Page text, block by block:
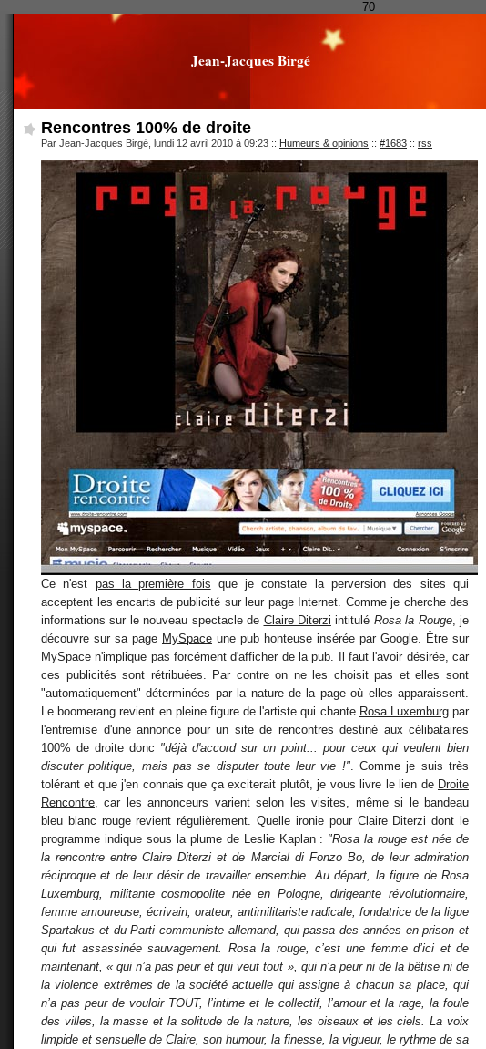
70
Jean-Jacques Birgé
Rencontres 100% de droite
Par Jean-Jacques Birgé, lundi 12 avril 2010 à 09:23 :: Humeurs & opinions :: #1683 :: rss
Ce n'est pas la première fois que je constate la perversion des sites qui
acceptent les encarts de publicité sur leur page Internet. Comme je cherche des
informations sur le nouveau spectacle de Claire Diterzi intitulé Rosa la Rouge, je
découvre sur sa page MySpace une pub honteuse insérée par Google. Être sur
MySpace n'implique pas forcément d'afficher de la pub. Il faut l'avoir désirée, car
ces publicités sont rétribuées. Par contre on ne les choisit pas et elles sont
"automatiquement" déterminées par la nature de la page où elles apparaissent.
Le boomerang revient en pleine figure de l'artiste qui chante Rosa Luxemburgpar
l'entremise d'une annonce pour un site de rencontres destiné aux célibataires
100% de droite donc "déjà d'accord sur un point... pour ceux qui veulent bien
discuter politique, mais pas se disputer toute leur vie !". Comme je suis très
tolérant et que j'en connais que ça exciterait plutôt, je vous livre le lien de Droite
Rencontre , car les annonceurs varient selon les visites, même si le bandeau
bleu blanc rouge revient régulièrement. Quelle ironie pour Claire Diterzi dont le
programme indique sous la plume de Leslie Kaplan : "Rosa la rouge est née de
la rencontre entre Claire Diterzi et de Marcial di Fonzo Bo, de leur admiration
réciproque et de leur désir de travailler ensemble. Au départ, la figure de Rosa
Luxemburg, militante cosmopolite née en Pologne, dirigeante révolutionnaire,
femme amoureuse, écrivain, orateur, antimilitariste radicale, fondatrice de la ligue
Spartakus et du Parti communiste allemand, qui passa des années en prison et
qui fut assassinée sauvagement. Rosa la rouge, c’est une femme d’ici et de
maintenant, « qui n’a pas peur et qui veut tout », qui n’a peur ni de la bêtise ni de
la violence extrêmes de la société actuelle qui assigne à chacun sa place, qui
n’a pas peur de vouloir TOUT, l’intime et le collectif, l’amour et la rage, la foule
des villes, la masse et la solitude de la nature, les oiseaux et les ciels. La voix
limpide et sensuelle de Claire, son humour, la finesse, la vigueur, le rythme de sa